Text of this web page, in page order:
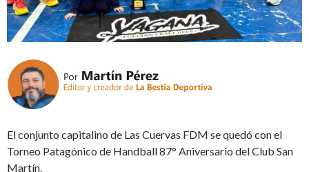
El conjunto capitalino de Las Cuervas FDM se quedó con el
Torneo Patagónico de Handball 87° Aniversario del Club San
Martín.